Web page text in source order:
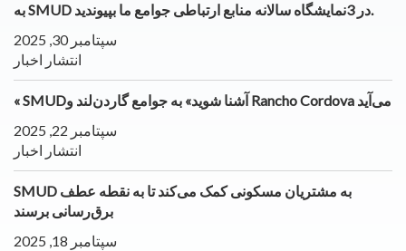
به SMUD در 3نمایشگاه سالانه منابع ارتباطی جوامع ما بپیوندید.
سپتامبر 30, 2025
انتشار اخبار
« SMUDآشنا شوید» به جوامع گاردن‌لند و Rancho Cordova می‌آید
سپتامبر 22, 2025
انتشار اخبار
SMUD به مشتریان مسکونی کمک می‌کند تا به نقطه عطف
برق‌رسانی برسند
سپتامبر 18, 2025